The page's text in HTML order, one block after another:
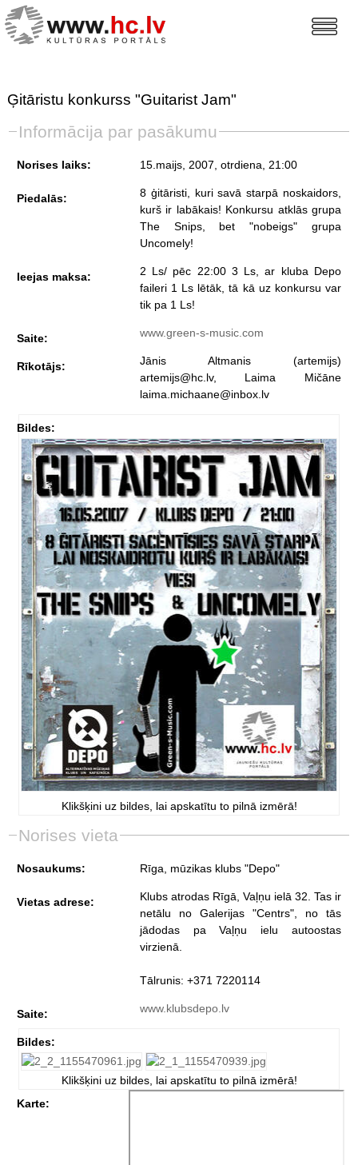
Ģitāristu konkurss "Guitarist Jam"
Informācija par pasākumu
Norises laiks: 15.maijs, 2007, otrdiena , 21:00
Piedalās:
8 ģitāristi, kuri savā starpā noskaidors,
kurš ir labākais! Konkursu atklās grupa
The Snips, bet "nobeigs" grupa
Uncomely!
Ieejas maksa:
2 Ls/ pēc 22:00 3 Ls, ar kluba Depo
faileri 1 Ls lētāk, tā kā uz konkursu var
tik pa 1 Ls!
Saite: www.green-s-music.com
Rīkotājs:
Jānis Altmanis (artemijs)
artemijs@hc.lv, Laima Mičāne
laima.michaane@inbox.lv
Bildes:
Klikšķini uz bildes, lai apskatītu to pilnā izmērā!
Norises vieta
Nosaukums: Rīga, mūzikas klubs "Depo"
Vietas adrese:
Klubs atrodas Rīgā, Vaļņu ielā 32. Tas ir
netālu no Galerijas "Centrs", no tās
jādodas pa Vaļņu ielu autoostas
virzienā.
Tālrunis: +371 7220114
Saite: www.klubsdepo.lv
Bildes:
Klikšķini uz bildes, lai apskatītu to pilnā izmērā!
Karte: